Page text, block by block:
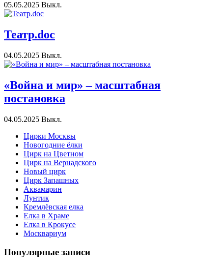
05.05.2025 Выкл.
Театр.doc
04.05.2025 Выкл.
«Война и мир» – масштабная
постановка
04.05.2025 Выкл.
Цирки Москвы
Новогодние ёлки
Цирк на Цветном
Цирк на Вернадского
Новый цирк
Цирк Запашных
Аквамарин
Лунтик
Кремлёвская елка
Елка в Храме
Елка в Крокусе
Москвариум
Популярные записи